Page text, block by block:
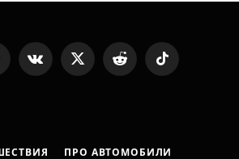
VKontakte
X
Reddit TikTok
ПРО АВТОМОБИЛИ